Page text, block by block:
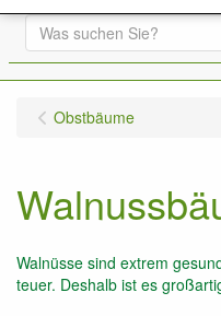
Obstbäume
Walnüsse sind extrem
teuer. Deshalb ist es